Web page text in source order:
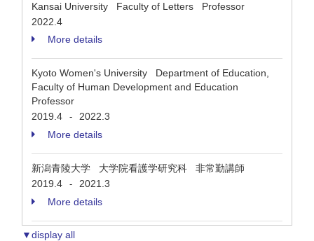
Kansai University Faculty of Letters Professor
2022.4
More details
Kyoto Women's University Department of Education,
Faculty of Human Development and Education
Professor
2019.4
-
2022.3
More details
新潟青陵大学 大学院看護学研究科 非常勤講師
2019.4
-
2021.3
More details
▼display all